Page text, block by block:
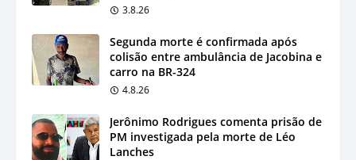
3.8.26
Segunda morte é confirmada após
colisão entre ambulância de Jacobina e
carro na BR-324
4.8.26
Jerônimo Rodrigues comenta prisão de
PM investigada pela morte de Léo
Lanches